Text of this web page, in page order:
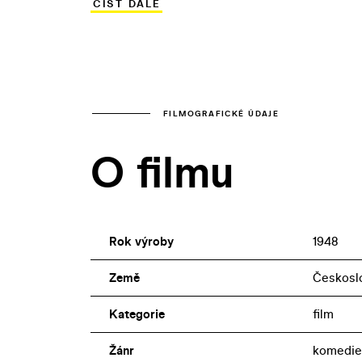
50. letech ztělesnil i další podobné
ČÍST DÁLE
FILMOGRAFICKÉ ÚDAJE
O filmu
Rok výroby 1948
Země
Kategorie film
Žánr komedie